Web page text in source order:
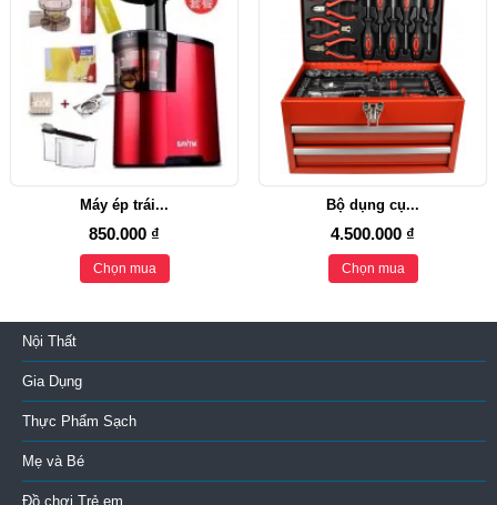
Máy ép trái...
850.000 ₫
Chọn mua
Bộ dụng cụ...
4.500.000 ₫
Chọn mua
Nội Thất
Gia Dụng
Thực Phẩm Sạch
Mẹ và Bé
Đồ chơi Trẻ em